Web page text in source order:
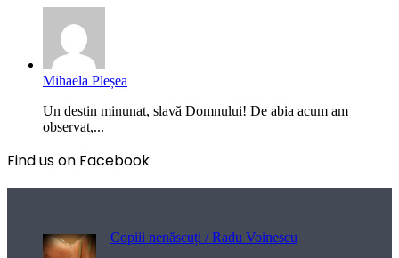
Mihaela Pleșea
Un destin minunat, slavă Domnului! De abia acum am
observat,...
Find us on Facebook
Copiii nenăscuți / Radu Voinescu